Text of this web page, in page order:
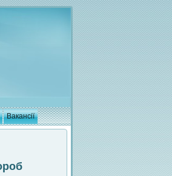
Вакансії